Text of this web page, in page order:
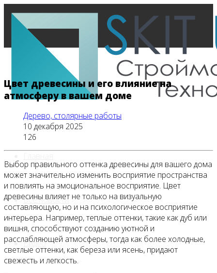
Все новости
Видео
Цвет древесины и его влияние на
атмосферу в вашем доме
Дерево, столярные работы
10 декабря 2025
126
Выбор правильного оттенка древесины для вашего дома
может значительно изменить восприятие пространства
и повлиять на эмоциональное восприятие. Цвет
древесины влияет не только на визуальную
составляющую, но и на психологическое восприятие
интерьера. Например, теплые оттенки, такие как дуб или
вишня, способствуют созданию уютной и
расслабляющей атмосферы, тогда как более холодные,
светлые оттенки, как береза или ясень, придают
свежесть и легкость.